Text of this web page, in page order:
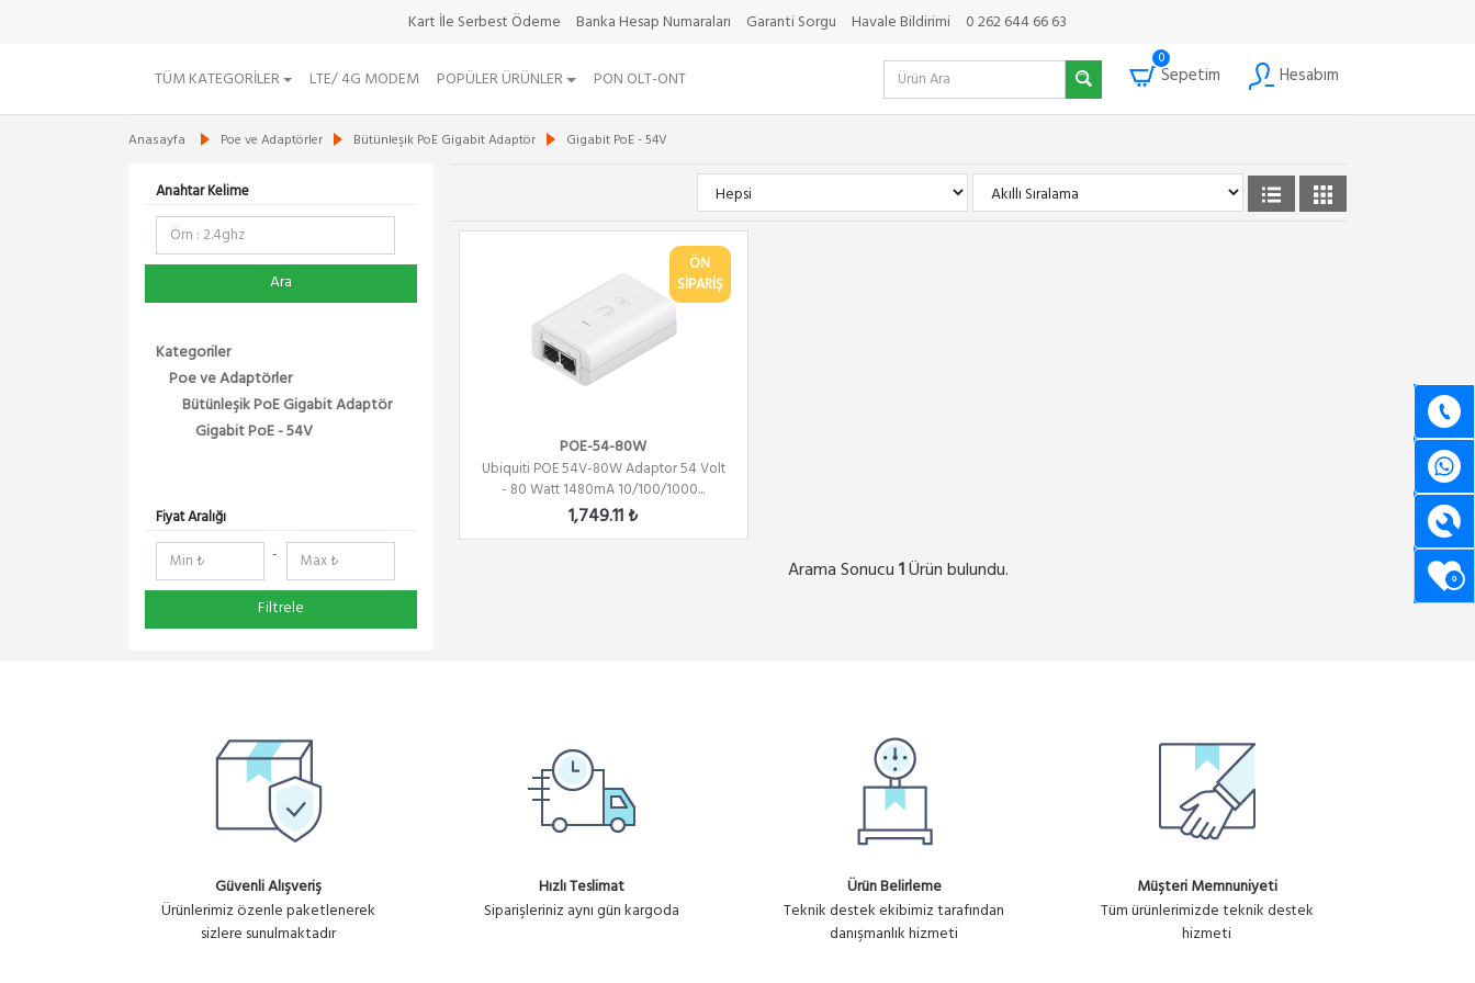
Kart İle Serbest Ödeme Banka Hesap Numaraları Garanti Sorgu Havale Bildirimi 0 262 644 66 63
TÜM KATEGORILER LTE/ 4G MODEM POPÜLER ÜRÜNLER PON OLT-ONT
0
Sepetim Hesabım
0
Anasayfa Poe ve Adaptörler Bütünleşik PoE Gigabit Adaptör Gigabit PoE - 54V
Anahtar Kelime
Ara
Kategoriler
Poe ve Adaptörler
Bütünleşik PoE Gigabit Adaptör
Gigabit PoE - 54V
Fiyat Aralığı
-
Filtrele
ÖN
SİPARİŞ
POE-54-80W
Ubiquiti POE 54V-80W Adaptor 54 Volt
- 80 Watt 1480mA 10/100/1000...
1,749.11 ₺
Arama Sonucu 1Ürün bulundu.
Güvenli Alışveriş
Ürünlerimiz özenle paketlenerek
sizlere sunulmaktadır
Hızlı Teslimat
Siparişleriniz aynı gün kargoda
Ürün Belirleme
Teknik destek ekibimiz tarafından
danışmanlık hizmeti
Müşteri Memnuniyeti
Tüm ürünlerimizde teknik destek
hizmeti